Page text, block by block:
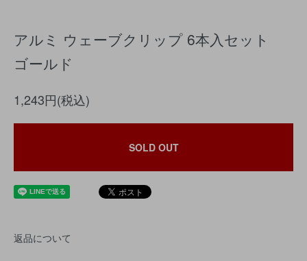
アルミ ウェーブクリップ 6本入セット
ゴールド
1,243円(税込)
SOLD OUT
返品について